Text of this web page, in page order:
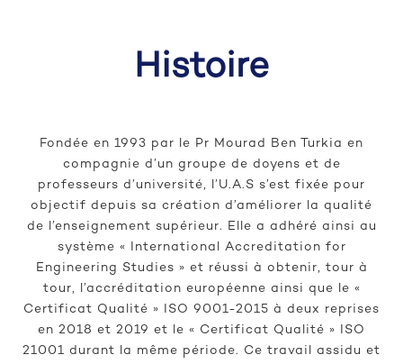
Histoire
Fondée en 1993 par le Pr Mourad Ben Turkia en
compagnie d’un groupe de doyens et de
professeurs d’université, l’U.A.S s’est fixée pour
objectif depuis sa création d’améliorer la qualité
de l’enseignement supérieur. Elle a adhéré ainsi au
système « International Accreditation for
Engineering Studies » et réussi à obtenir, tour à
tour, l’accréditation européenne ainsi que le «
Certificat Qualité » ISO 9001-2015 à deux reprises
en 2018 et 2019 et le « Certificat Qualité » ISO
21001 durant la même période. Ce travail assidu et